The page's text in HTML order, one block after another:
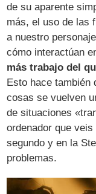
de su aparente
más, el uso de las
a nuestro
cómo interactúan
más trabajo del
Esto hace también
cosas se vuelven
de situaciones
ordenador que
segundo y en la
problemas.